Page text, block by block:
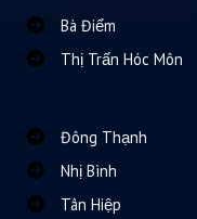
Bà Điểm
Thị Trấn Hóc Môn
Đông Thạnh
Nhị Bình
Tân Hiệp